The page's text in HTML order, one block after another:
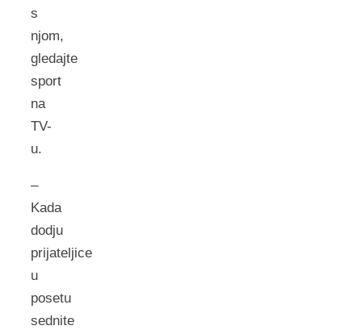
s
njom,
gledajte
sport
na
TV-
u.
–
Kada
dodju
prijateljice
u
posetu
sednite